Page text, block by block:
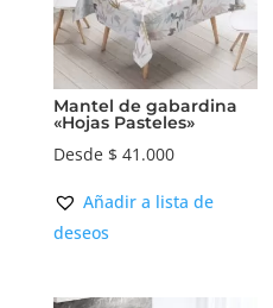
Mantel de gabardina
«Hojas Pasteles»
Desde $ 41.000
Añadir a lista de
deseos